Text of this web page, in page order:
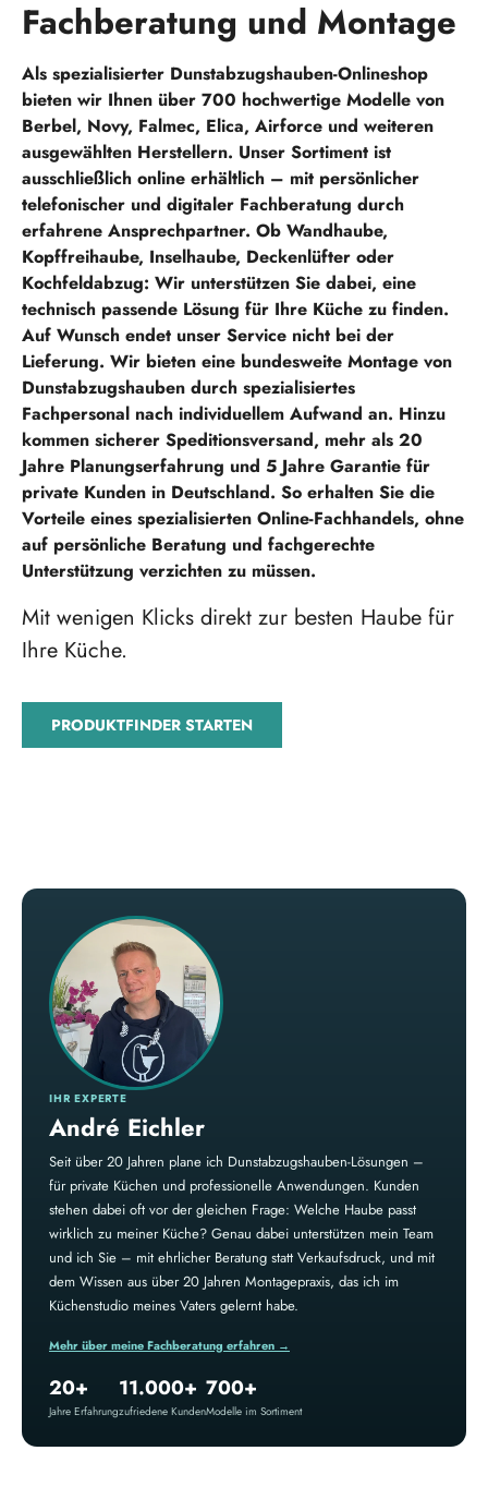
Fachberatung und Montage
Als spezialisierter Dunstabzugshauben-Onlineshop
bieten wir Ihnen über 700 hochwertige Modelle von
Berbel, Novy, Falmec, Elica, Airforce und weiteren
ausgewählten Herstellern. Unser Sortiment ist
ausschließlich online erhältlich – mit persönlicher
telefonischer und digitaler Fachberatung durch
erfahrene Ansprechpartner. Ob Wandhaube,
Kopffreihaube, Inselhaube, Deckenlüfter oder
Kochfeldabzug: Wir unterstützen Sie dabei, eine
technisch passende Lösung für Ihre Küche zu finden.
Auf Wunsch endet unser Service nicht bei der
Lieferung. Wir bieten eine bundesweite Montage von
Dunstabzugshauben durch spezialisiertes
Fachpersonal nach individuellem Aufwand an. Hinzu
kommen sicherer Speditionsversand, mehr als 20
Jahre Planungserfahrung und 5 Jahre Garantie für
private Kunden in Deutschland. So erhalten Sie die
Vorteile eines spezialisierten Online-Fachhandels, ohne
auf persönliche Beratung und fachgerechte
Unterstützung verzichten zu müssen.
Mit wenigen Klicks direkt zur besten Haube für
Ihre Küche.
PRODUKTFINDER STARTEN
IHR EXPERTE
André Eichler
Seit über 20 Jahren plane ich Dunstabzugshauben-Lösungen –
für private Küchen und professionelle Anwendungen. Kunden
stehen dabei oft vor der gleichen Frage: Welche Haube passt
wirklich zu meiner Küche? Genau dabei unterstützen mein Team
und ich Sie – mit ehrlicher Beratung statt Verkaufsdruck, und mit
dem Wissen aus über 20 Jahren Montagepraxis, das ich im
Küchenstudio meines Vaters gelernt habe.
Mehr über meine Fachberatung erfahren →
20+
Jahre Erfahrung
11.000+
zufriedene Kunden
700+
Modelle im Sortiment